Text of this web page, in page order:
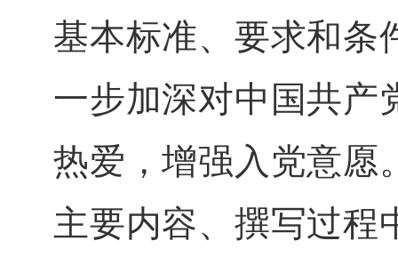
基本标准、要求和条
一步加深对中国共产
热爱，增强入党意愿
主要内容、撰写过程